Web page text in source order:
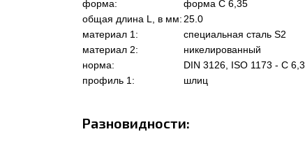
форма:
форма C 6,35
общая длина L, в мм: 25.0
материал 1:
специальная сталь S2
материал 2:
никелированный
норма:
DIN 3126, ISO 1173 - C 6,3
профиль 1:
шлиц
Разновидности: